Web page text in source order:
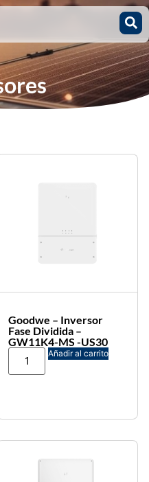
Goodwe – Inversor
Fase Dividida –
GW11K4-MS -US30
Añadir al carrito